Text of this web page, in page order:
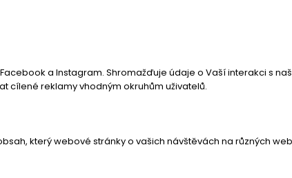
a Instagram. Shromažďuje údaje o Vaší interakci s
cílené reklamy vhodným okruhům uživatelů.
který webové stránky o vašich návštěvách na různých